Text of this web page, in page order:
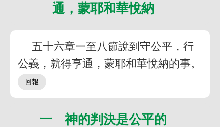
通，蒙耶和華悅納
五十六章一至八節說到守公平，行
公義，就得亨通，蒙耶和華悅納的事。
一 神的判決是公平的